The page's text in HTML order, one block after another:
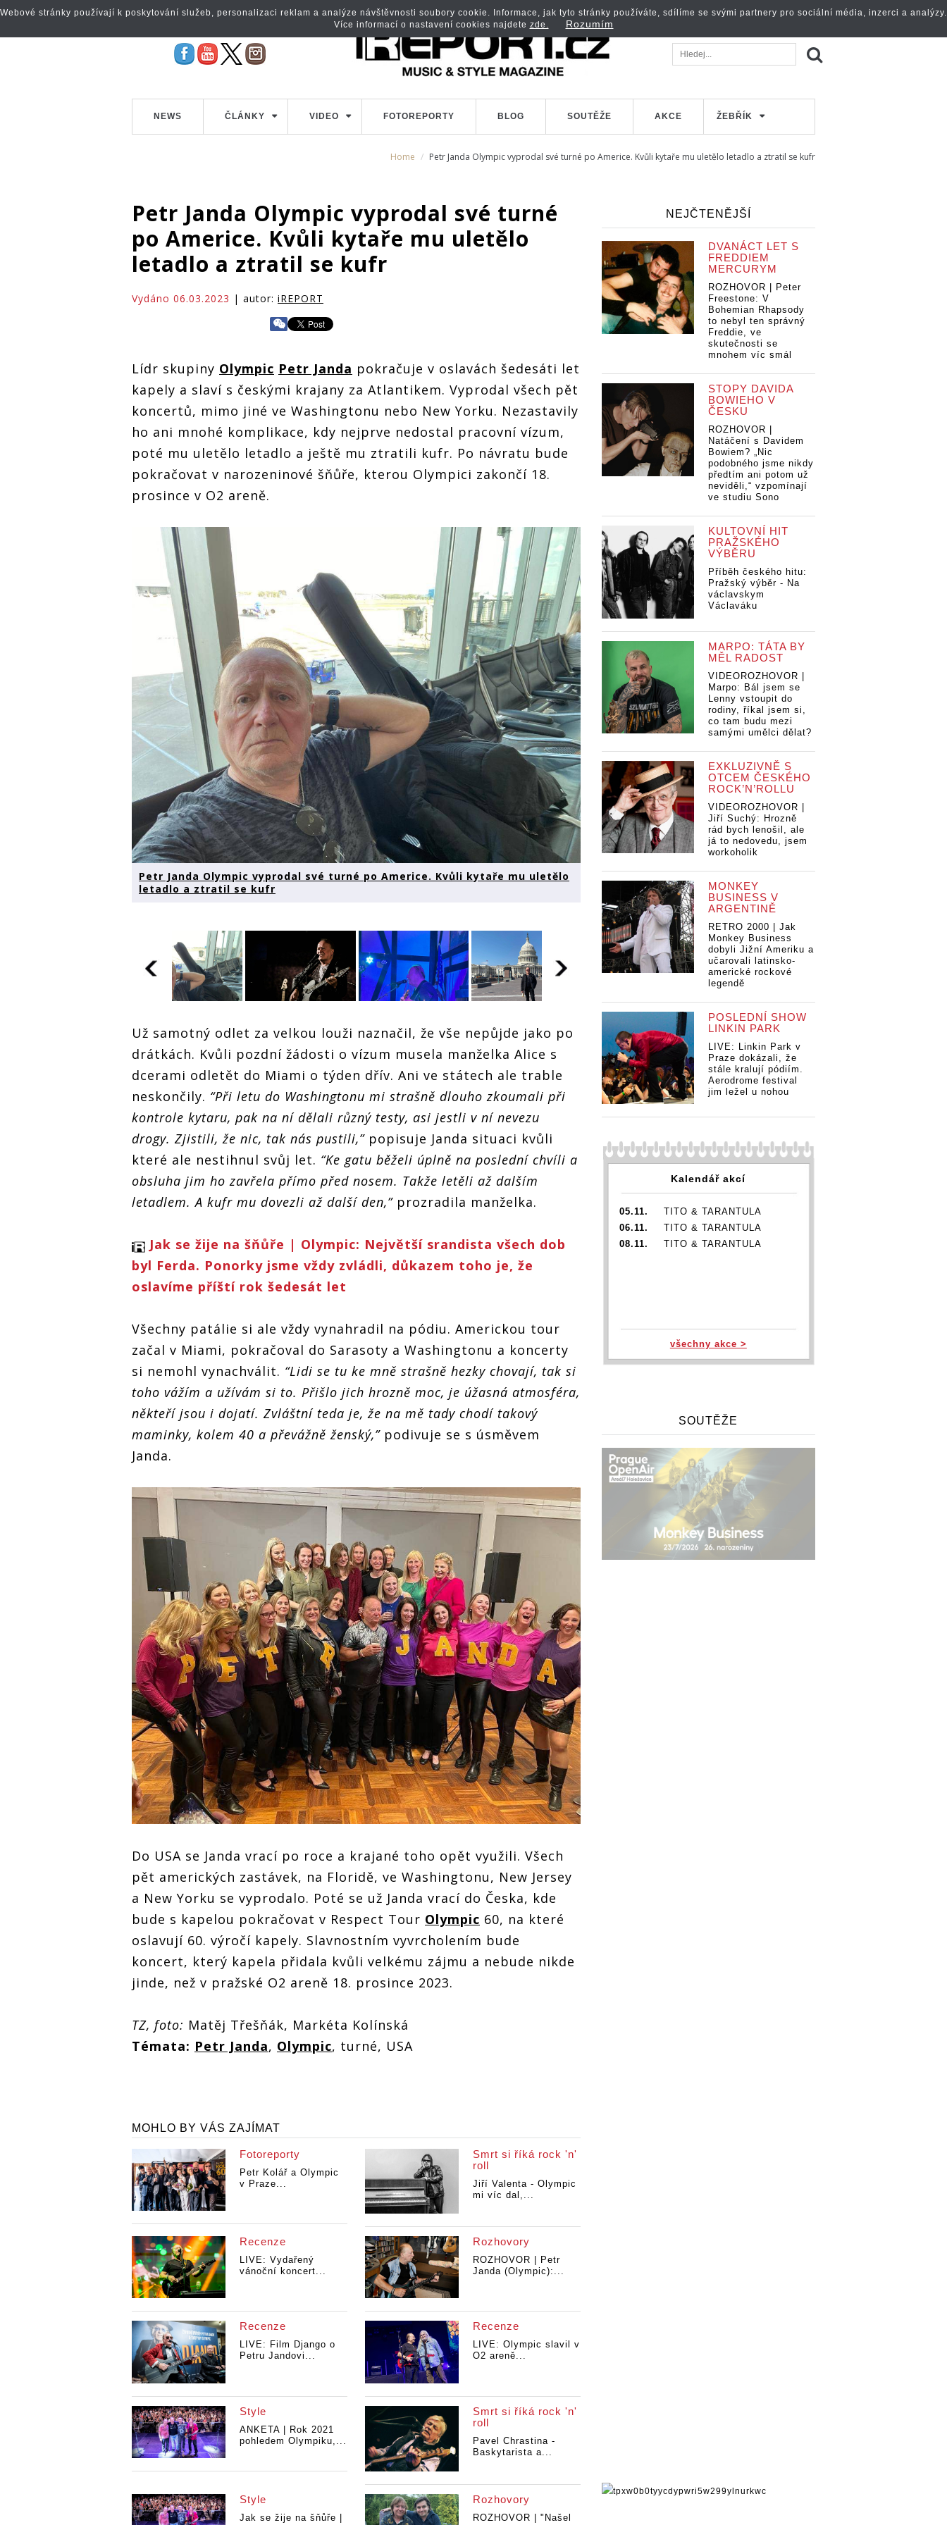
NEWS ČLÁNKY VIDEO FOTOREPORTY BLOG SOUTĚŽE AKCE ŽEBŘÍK
Home Petr Janda Olympic vyprodal své turné po Americe. Kvůli kytaře mu uletělo letadlo a ztratil se kufr
Petr Janda Olympic vyprodal své turné
po Americe. Kvůli kytaře mu uletělo
letadlo a ztratil se kufr
Vydáno 06.03.2023 | autor: iREPORT
Lídr skupiny Olympic Petr Janda pokračuje v oslavách šedesáti let
kapely a slaví s českými krajany za Atlantikem. Vyprodal všech pět
koncertů, mimo jiné ve Washingtonu nebo New Yorku. Nezastavily
ho ani mnohé komplikace, kdy nejprve nedostal pracovní vízum,
poté mu uletělo letadlo a ještě mu ztratili kufr. Po návratu bude
pokračovat v narozeninové šňůře, kterou Olympici zakončí 18.
prosince v O2 areně.
Petr Janda Olympic vyprodal své turné po Americe. Kvůli kytaře mu uletělo
letadlo a ztratil se kufr
Petr Janda
Olympic vyprodal
své turné po
kytaře mu uletělo
letadlo a ztratil
se kufr
Olympic vyprodal
Americe. Kvůli
kytaře mu uletělo
letadlo a ztratil
se kufr
Petr Janda
Olympic vyprodal
své turné po
kytaře mu uletělo
letadlo a ztratil
se kufr
Petr Janda
Olympic vyprodal
své turné po
kytaře mu uletělo
letadlo a ztratil
se kufr
Petr Janda
Olympic vyprodal
své turné po
Americe. Kvůli
kytaře mu uletělo
letadlo a ztratil
se kufr
Petr Janda
své turné po
Americe. Kvůli
kytaře mu uletělo
letadlo a ztratil
Už samotný odlet za velkou louži naznačil, že vše nepůjde jako po
drátkách. Kvůli pozdní žádosti o vízum musela manželka Alice s
dcerami odletět do Miami o týden dřív. Ani ve státech ale trable
neskončily. “Při letu do Washingtonu mi strašně dlouho zkoumali při
kontrole kytaru, pak na ní dělali různý testy, asi jestli v ní nevezu
drogy. Zjistili, že nic, tak nás pustili,”popisuje Janda situaci kvůli
které ale nestihnul svůj let. “Ke gatu běželi úplně na poslední chvíli a
obsluha jim ho zavřela přímo před nosem. Takže letěli až dalším
letadlem. A kufr mu dovezli až další den,”prozradila manželka.
Jak se žije na šňůře | Olympic: Největší srandista všech dob
byl Ferda. Ponorky jsme vždy zvládli, důkazem toho je, že
oslavíme příští rok šedesát let
Všechny patálie si ale vždy vynahradil na pódiu. Americkou tour
začal v Miami, pokračoval do Sarasoty a Washingtonu a koncerty
si nemohl vynachválit. “Lidi se tu ke mně strašně hezky chovají, tak si
toho vážím a užívám si to. Přišlo jich hrozně moc, je úžasná atmosféra,
někteří jsou i dojatí. Zvláštní teda je, že na mě tady chodí takový
maminky, kolem 40 a převážně ženský,”podivuje se s úsměvem
Janda.
Do USA se Janda vrací po roce a krajané toho opět využili. Všech
pět amerických zastávek, na Floridě, ve Washingtonu, New Jersey
a New Yorku se vyprodalo. Poté se už Janda vrací do Česka, kde
bude s kapelou pokračovat v Respect Tour Olympic 60, na které
oslavují 60. výročí kapely. Slavnostním vyvrcholením bude
koncert, který kapela přidala kvůli velkému zájmu a nebude nikde
jinde, než v pražské O2 areně 18. prosince 2023.
TZ, foto: Matěj Třešňák, Markéta Kolínská
Témata: Petr Janda, Olympic, turné, USA
MOHLO BY VÁS ZAJÍMAT
Fotoreporty
Petr Kolář a Olympic
v Praze...
Smrt si říká rock 'n'
roll
Jiří Valenta - Olympic
mi víc dal,...
Recenze
LIVE: Vydařený
vánoční koncert...
Rozhovory
ROZHOVOR | Petr
Janda (Olympic):...
Recenze
LIVE: Film Django o
Petru Jandovi...
Recenze
LIVE: Olympic slavil v
O2 areně...
Style
ANKETA | Rok 2021
pohledem Olympiku,...
Smrt si říká rock 'n'
roll
Pavel Chrastina -
Baskytarista a...
Style
Jak se žije na šňůře |
Rozhovory
ROZHOVOR | "Našel
NEJČTENĚJŠÍ
DVANÁCT LET S
FREDDIEM
MERCURYM
ROZHOVOR | Peter
Freestone: V
Bohemian Rhapsody
to nebyl ten správný
Freddie, ve
skutečnosti se
mnohem víc smál
STOPY DAVIDA
BOWIEHO V
ČESKU
ROZHOVOR |
Natáčení s Davidem
Bowiem? „Nic
podobného jsme nikdy
předtím ani potom už
neviděli,“ vzpomínají
ve studiu Sono
KULTOVNÍ HIT
PRAŽSKÉHO
VÝBĚRU
Příběh českého hitu:
Pražský výběr - Na
václavskym
Václaváku
MARPO: TÁTA BY
MĚL RADOST
VIDEOROZHOVOR |
Marpo: Bál jsem se
Lenny vstoupit do
rodiny, říkal jsem si,
co tam budu mezi
samými umělci dělat?
EXKLUZIVNĚ S
OTCEM ČESKÉHO
ROCK’N’ROLLU
VIDEOROZHOVOR |
Jiří Suchý: Hrozně
rád bych lenošil, ale
já to nedovedu, jsem
workoholik
MONKEY
BUSINESS V
ARGENTINĚ
RETRO 2000 | Jak
Monkey Business
dobyli Jižní Ameriku a
učarovali latinsko-
americké rockové
legendě
POSLEDNÍ SHOW
LINKIN PARK
LIVE: Linkin Park v
Praze dokázali, že
stále kralují pódiím.
Aerodrome festival
jim ležel u nohou
Kalendář akcí
05.11.
TITO & TARANTULA
06.11.
TITO & TARANTULA
08.11.
TITO & TARANTULA
všechny akce >
SOUTĚŽE
Webové stránky používají k poskytování služeb, personalizaci reklam a analýze návštěvnosti soubory cookie. Informace, jak tyto stránky používáte, sdílíme se svými partnery pro sociální média, inzerci a analýzy.
Více informací o nastavení cookies najdete zde. Rozumím